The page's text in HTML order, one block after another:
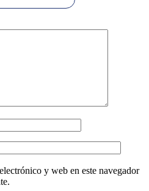
y web en este navegador